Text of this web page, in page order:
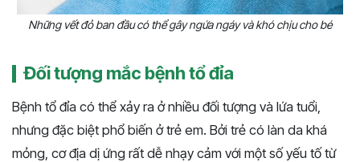
Những vết đỏ ban đầu có thể gây ngứa ngáy và khó chịu cho bé
Đối tượng mắc bệnh tổ đỉa
Bệnh tổ đỉa có thể xảy ra ở nhiều đối tượng và lứa tuổi,
nhưng đặc biệt phổ biến ở trẻ em. Bởi trẻ có làn da khá
mỏng, cơ địa dị ứng rất dễ nhạy cảm với một số yếu tố từ